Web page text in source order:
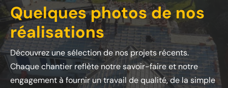
Quelques photos de nos
réalisations
Découvrez une sélection de nos projets récents.
Chaque chantier reflète notre savoir-faire et notre
engagement à fournir un travail de qualité, de la simple